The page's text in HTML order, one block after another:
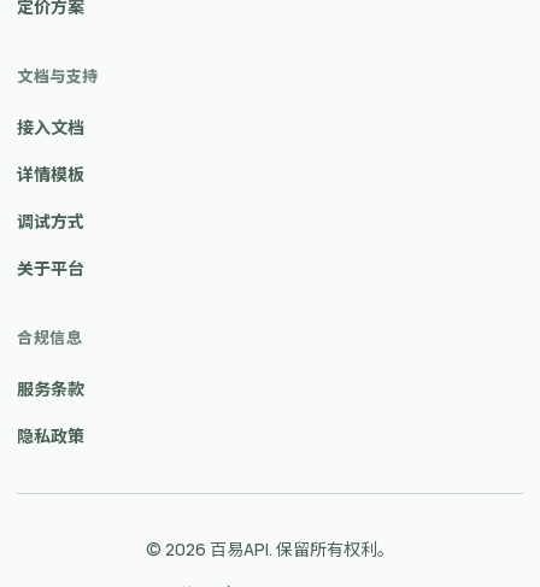
定价方案
文档与支持
接入文档
详情模板
调试方式
关于平台
合规信息
服务条款
隐私政策
© 2026 百易API. 保留所有权利。